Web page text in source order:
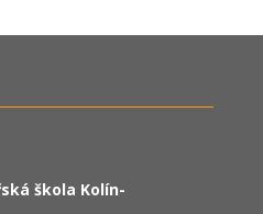
škola Kolín-